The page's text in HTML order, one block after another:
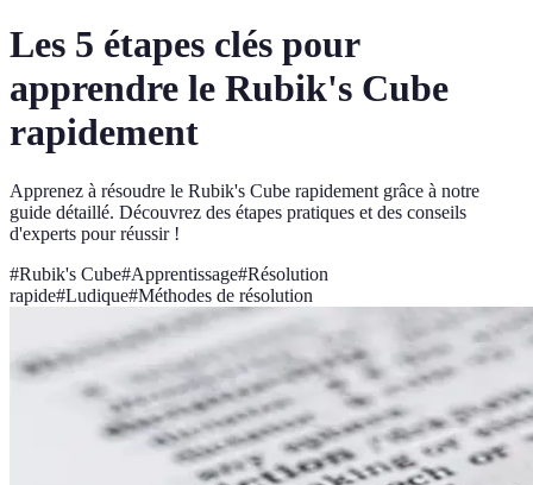
Les 5 étapes clés pour
apprendre le Rubik's Cube
rapidement
Apprenez à résoudre le Rubik's Cube rapidement grâce à notre
guide détaillé. Découvrez des étapes pratiques et des conseils
d'experts pour réussir !
#Rubik's Cube#Apprentissage#Résolution
rapide#Ludique#Méthodes de résolution